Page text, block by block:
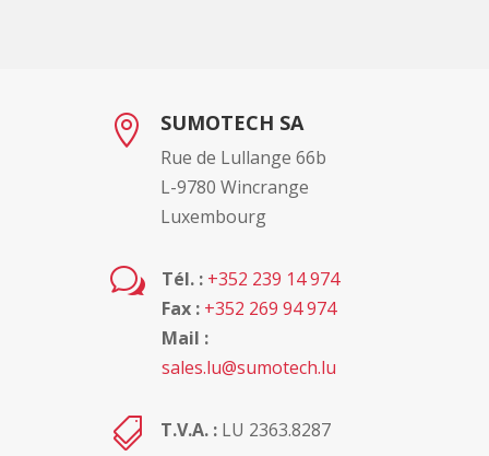
 SUMOTECH SA
Rue de Lullange 66b
L-9780 Wincrange
Luxembourg
w Tél. : +352 239 14 974
Fax : +352 269 94 974
Mail :
sales.lu@sumotech.lu
 T.V.A. : LU 2363.8287